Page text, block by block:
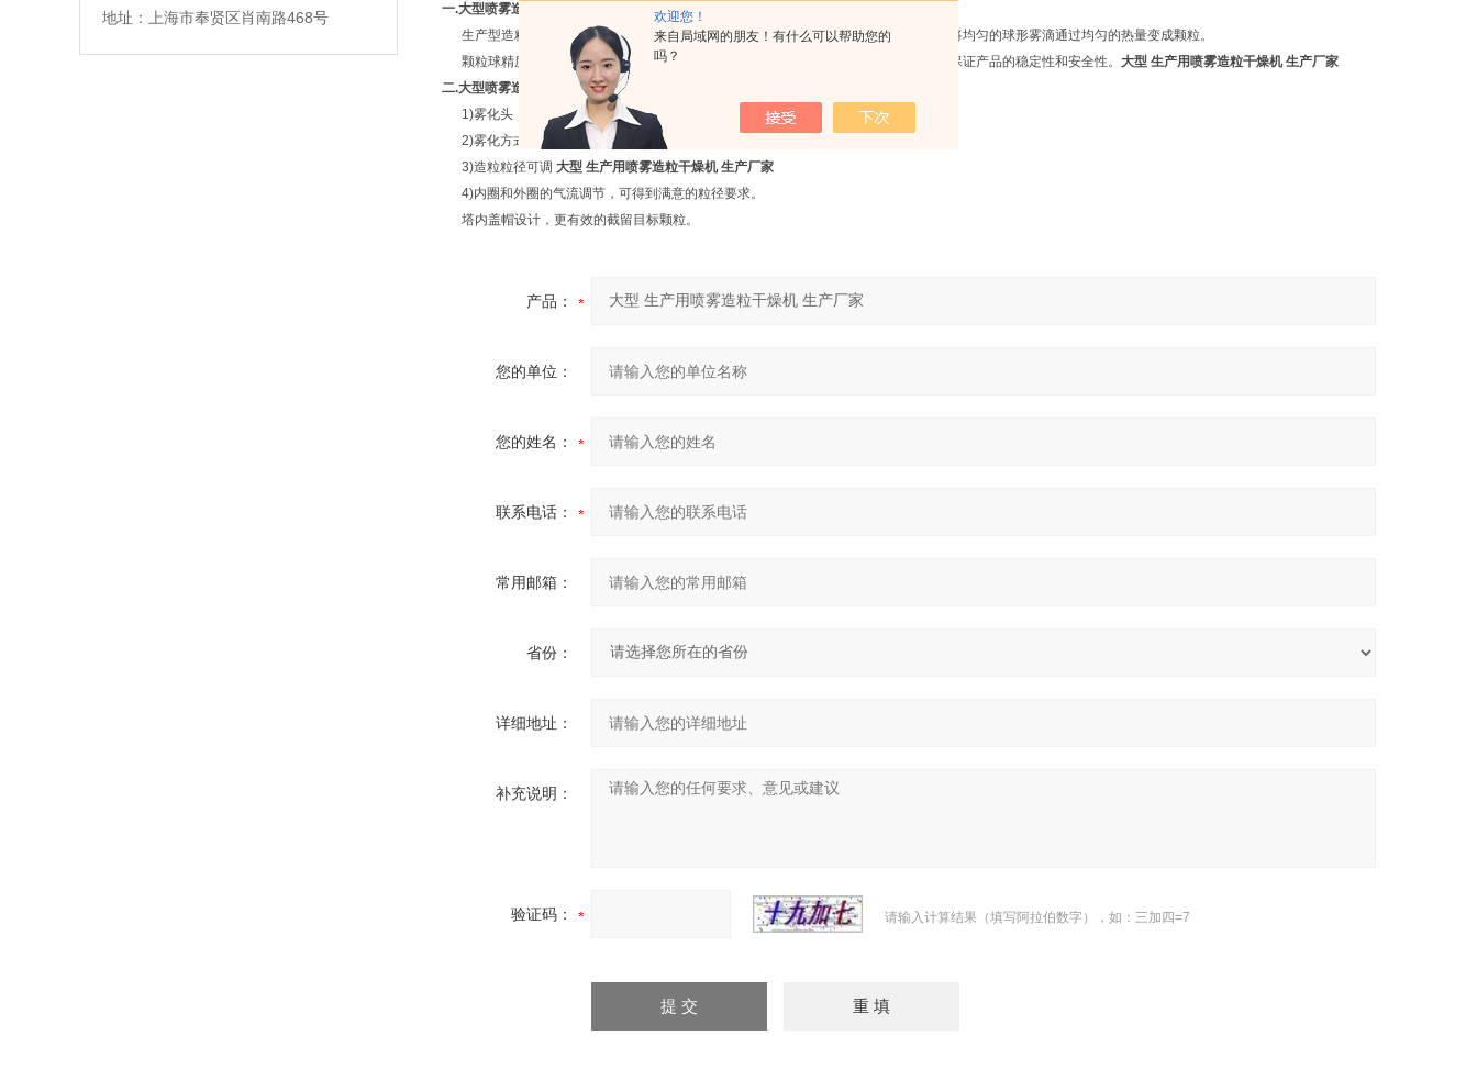
欢迎您！
来自局域网的朋友！有什么可以帮助您的
吗？
地址：上海市奉贤区肖南路468号
一.大型喷雾造粒干燥机产品概述
生产型造粒喷雾干燥机（乔枫品牌）专门的双气送液造粒喷头，国内一大创新，直接将均匀的球形雾滴通过均匀的热量变成颗粒。
颗粒球精度好，颗粒均匀。核心配件均采用进口设备，其他配件均为国内厂家生产，保证产品的稳定性和安全性。 大型 生产用喷雾造粒干燥机 生产厂家
二.大型喷雾造粒干燥机
产品特点
1)雾化头，乔枫双气送液造粒喷头
2)雾化方式：自下往上，增加雾滴空中停留的时间
3)造粒粒径可调 大型 生产用喷雾造粒干燥机 生产厂家
4)内圈和外圈的气流调节，可得到满意的粒径要求。
塔内盖帽设计，更有效的截留目标颗粒。
产品：
您的单位：
您的姓名：
联系电话：
常用邮箱：
省份：
详细地址：
补充说明：
验证码： 请输入计算结果（填写阿拉伯数字），如：三加四=7